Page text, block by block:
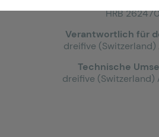
HRB
Verantwortlich für
dreifive (Switzerland)
Technische
dreifive (Switzerland)